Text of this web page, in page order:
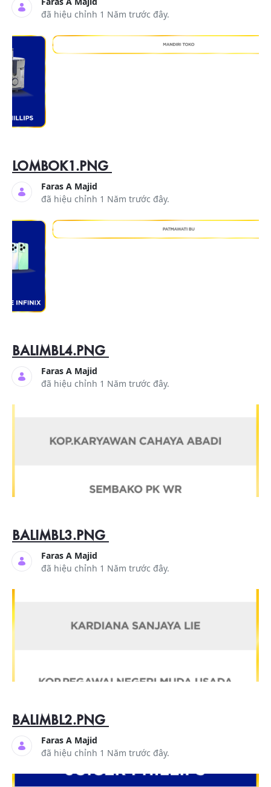
đã hiệu chỉnh 1 Năm trước đây.
LOMBOK1.PNG
Faras A Majid
đã hiệu chỉnh 1 Năm trước đây.
BALIMBL4.PNG
Faras A Majid
đã hiệu chỉnh 1 Năm trước đây.
BALIMBL3.PNG
Faras A Majid
đã hiệu chỉnh 1 Năm trước đây.
BALIMBL2.PNG
Faras A Majid
đã hiệu chỉnh 1 Năm trước đây.